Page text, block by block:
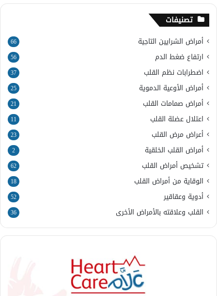
تصنيفات
أمراض الشرايين التاجية 66
ارتفاع ضغط الدم 56
اضطرابات نظم القلب 37
أمراض الأوعية الدموية 25
أمراض صمامات القلب 21
اعتلال عضلة القلب 11
أعراض مرض القلب 23
أمراض القلب الخلقية 2
تشخيص أمراض القلب 62
الوقاية من أمراض القلب 18
أدوية وعقاقير 52
القلب وعلاقته بالأمراض الأخرى 36